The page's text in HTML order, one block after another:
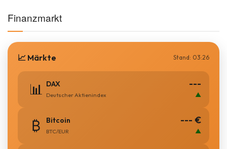
Finanzmarkt
📈 Märkte Stand: 03:26
📊 DAX
Deutscher Aktienindex
---
▲
₿ Bitcoin
BTC/EUR
--- €
▲